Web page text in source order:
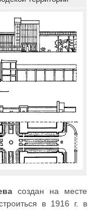
создан на месте
в 1916 г. в